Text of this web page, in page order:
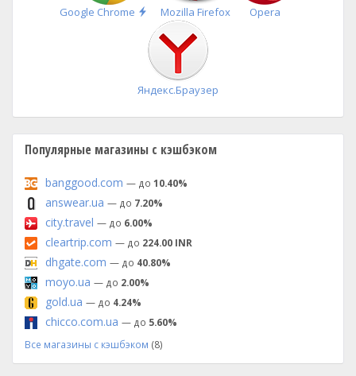
Google Chrome
Быстрая
установка
Mozilla Firefox Opera
Яндекс.Браузер
Популярные магазины с кэшбэком
banggood.com — до 10.40%
answear.ua — до 7.20%
city.travel — до 6.00%
cleartrip.com — до 224.00 INR
dhgate.com — до 40.80%
moyo.ua — до 2.00%
gold.ua — до 4.24%
chicco.com.ua — до 5.60%
Все магазины с кэшбэком (8)